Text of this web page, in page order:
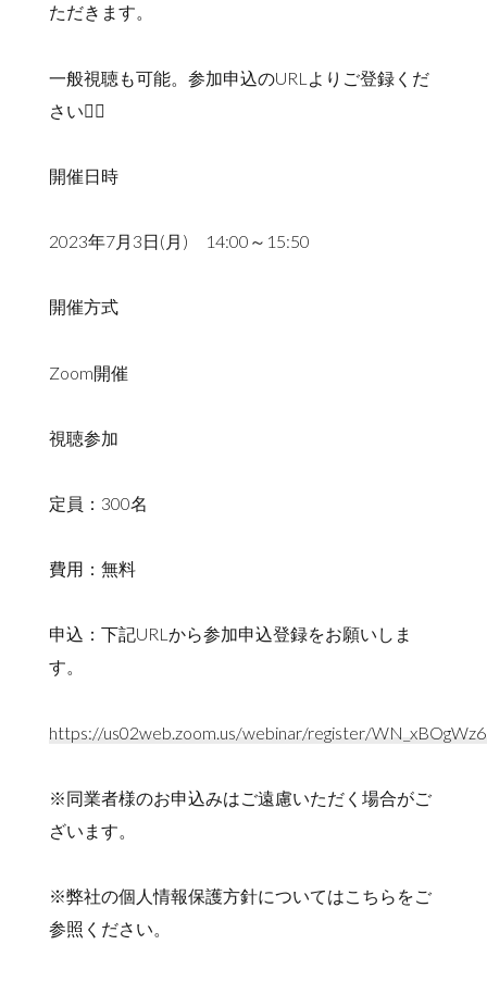
ただきます。
一般視聴も可能。参加申込のURLよりご登録くだ
さい🙇‍♀️
開催日時
2023年7月3日(月) 14:00～15:50
開催方式
Zoom開催
視聴参加
定員：300名
費用：無料
申込：下記URLから参加申込登録をお願いしま
す。
https://us02web.zoom.us/webinar/register/
※同業者様のお申込みはご遠慮いただく場合がご
ざいます。
※弊社の個人情報保護方針についてはこちらをご
参照ください。